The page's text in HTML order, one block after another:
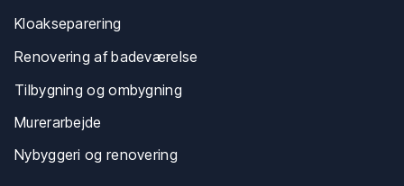
Kloakse​parering
Renovering af badeværelse
Tilbygning og ombygning
Murerarbejde
Nybyggeri og renovering